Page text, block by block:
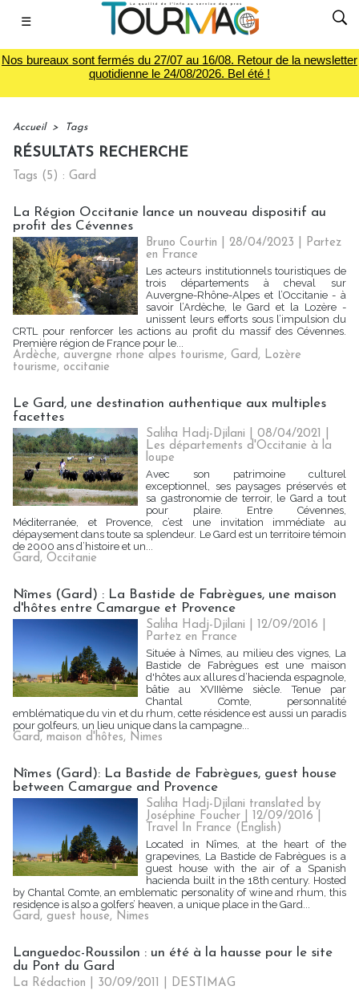
☰
Nos bureaux sont fermés du 27/07 au 16/08. Retour de la newsletter
quotidienne le 24/08/2026. Bel été !
Accueil > Tags
RÉSULTATS RECHERCHE
Tags (5) : Gard
La Région Occitanie lance un nouveau dispositif au
profit des Cévennes
Bruno Courtin | 28/04/2023
Partez
en France
Les acteurs institutionnels touristiques de
trois départements à cheval sur
Auvergne-Rhône-Alpes et l’Occitanie - à
savoir l’Ardèche, le Gard et la Lozère -
unissent leurs efforts sous l’impulsion du
CRTL pour renforcer les actions au profit du massif des Cévennes.
Première région de France pour le...
Ardèche, auvergne rhone alpes tourisme, Gard, Lozère
tourisme, occitanie
Le Gard, une destination authentique aux multiples
facettes
Saliha Hadj-Djilani | 08/04/2021
Les départements d'Occitanie à la
loupe
Avec son patrimoine culturel
exceptionnel, ses paysages préservés et
sa gastronomie de terroir, le Gard a tout
pour plaire. Entre Cévennes,
Méditerranée, et Provence, c’est une invitation immédiate au
dépaysement dans toute sa splendeur. Le Gard est un territoire témoin
de 2000 ans d’histoire et un...
Gard, Occitanie
Nîmes (Gard) : La Bastide de Fabrègues, une maison
d'hôtes entre Camargue et Provence
Saliha Hadj-Djilani | 12/09/2016
Partez en France
Située à Nîmes, au milieu des vignes, La
Bastide de Fabrègues est une maison
d'hôtes aux allures d’hacienda espagnole,
bâtie au XVIIIème siècle. Tenue par
Chantal Comte, personnalité
emblématique du vin et du rhum, cette résidence est aussi un paradis
pour golfeurs, un lieu unique dans la campagne...
Gard, maison d'hôtes, Nimes
Nîmes (Gard): La Bastide de Fabrègues, guest house
between Camargue and Provence
Saliha Hadj-Djilani translated by
Joséphine Foucher | 12/09/2016
Travel In France (English)
Located in Nîmes, at the heart of the
grapevines, La Bastide de Fabrègues is a
guest house with the air of a Spanish
hacienda built in the 18th century. Hosted
by Chantal Comte, an emblematic personality of wine and rhum, this
residence is also a golfers’ heaven, a unique place in the Gard...
Gard, guest house, Nimes
Languedoc-Roussilon : un été à la hausse pour le site
du Pont du Gard
La Rédaction | 30/09/2011
DESTIMAG